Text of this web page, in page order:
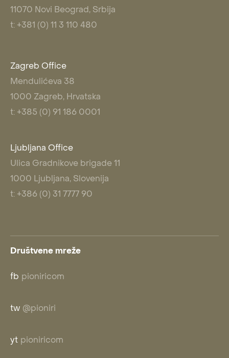
11070 Novi Beograd, Srbija
t: +381 (0) 11 3 110 480
Zagreb Office
Mendulićeva 38
1000 Zagreb, Hrvatska
t: +385 (0) 91 186 0001
Ljubljana Office
Ulica Gradnikove brigade 11
1000 Ljubljana, Slovenija
t: +386 (0) 31 7777 90
Društvene mreže
fb pioniricom
tw @pioniri
yt pioniricom